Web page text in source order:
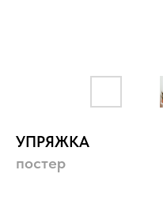
УПРЯЖКА
постер